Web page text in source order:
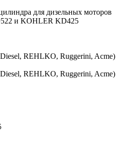
для дизельных моторов
и KOHLER KD425
REHLKO, Ruggerini, Acme)
REHLKO, Ruggerini, Acme)